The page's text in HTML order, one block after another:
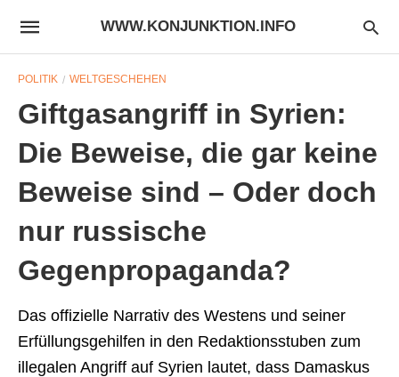
WWW.KONJUNKTION.INFO
POLITIK WELTGESCHEHEN
Giftgasangriff in Syrien:
Die Beweise, die gar keine
Beweise sind – Oder doch
nur russische
Gegenpropaganda?
Das offizielle Narrativ des Westens und seiner
Erfüllungsgehilfen in den Redaktionsstuben zum
illegalen Angriff auf Syrien lautet, dass Damaskus